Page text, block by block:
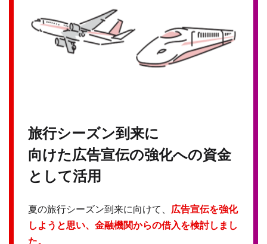
旅行シーズン到来に
向けた広告宣伝の強化への資金
として活用
夏の旅行シーズン到来に向けて、 広告宣伝を強化
しようと思い、金融機関からの借入を検討しまし
た。